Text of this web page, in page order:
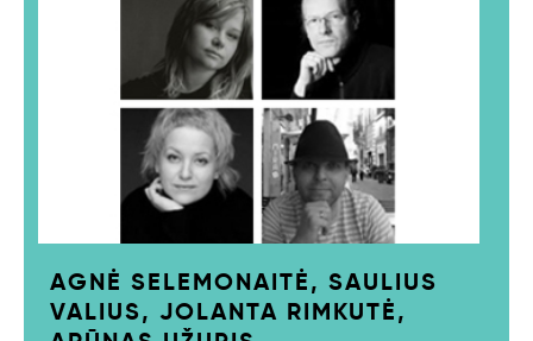
AGNĖ SELEMONAITĖ, SAULIUS
VALIUS, JOLANTA RIMKUTĖ,